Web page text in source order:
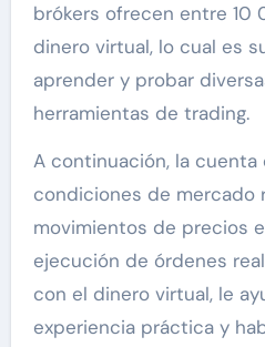
brókers ofrecen entre
dinero virtual, lo cual es
aprender y probar
herramientas de trading.
A continuación, la
condiciones de mercado
movimientos de precios
ejecución de órdenes
con el dinero virtual, le
experiencia práctica y